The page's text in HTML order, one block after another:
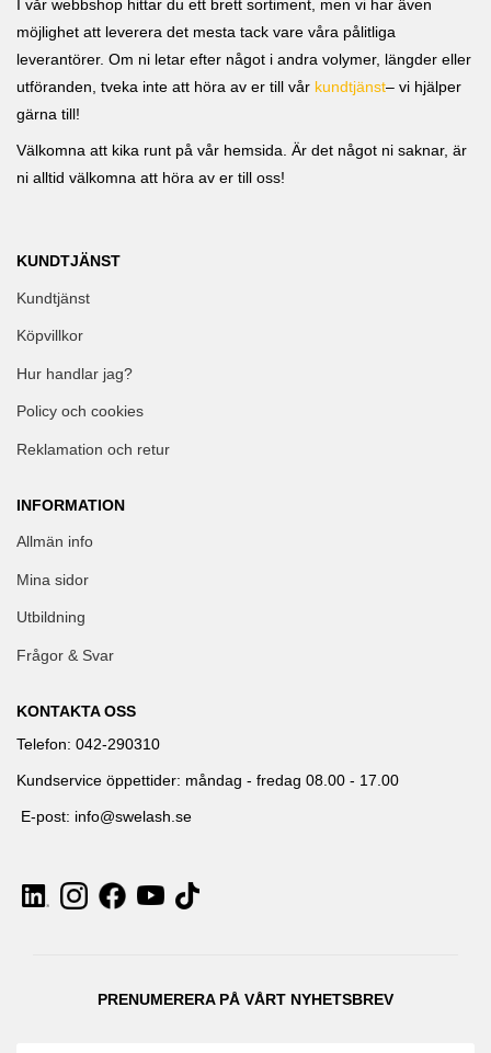
I vår webbshop hittar du ett brett sortiment, men vi har även
möjlighet att leverera det mesta tack vare våra pålitliga
leverantörer. Om ni letar efter något i andra volymer, längder eller
utföranden, tveka inte att höra av er till vår kundtjänst– vi hjälper
gärna till!
Välkomna att kika runt på vår hemsida. Är det något ni saknar, är
ni alltid välkomna att höra av er till oss!
KUNDTJÄNST
Kundtjänst
Köpvillkor
Hur handlar jag?
Policy och cookies
Reklamation och retur
INFORMATION
Allmän info
Mina sidor
Utbildning
Frågor & Svar
KONTAKTA OSS
Telefon: 042-290310
Kundservice öppettider: måndag - fredag 08.00 - 17.00
E-post: info@swelash.se
PRENUMERERA PÅ VÅRT NYHETSBREV